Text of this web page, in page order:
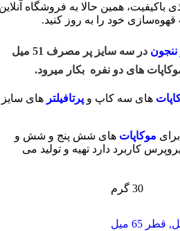
باکیفیت، همین حالا به فروشگاه
خود را به روز کنید.
ننجون
در سه سایز پر مصرف 51 میل
های سه کاپ و پرتافیلتر های
موکاپات های شش پنج و شش و
کاربرد دارد تهیه و تولید می
30 گرم
, قطر 65 میل